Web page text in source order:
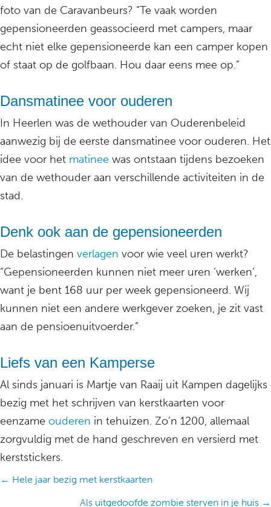
foto van de Caravanbeurs? “Te vaak worden
gepensioneerden geassocieerd met campers, maar
echt niet elke gepensioneerde kan een camper kopen
of staat op de golfbaan. Hou daar eens mee op.”
Dansmatinee voor ouderen
In Heerlen was de wethouder van Ouderenbeleid
aanwezig bij de eerste dansmatinee voor ouderen. Het
idee voor het matinee was ontstaan tijdens bezoeken
van de wethouder aan verschillende activiteiten in de
stad.
Denk ook aan de gepensioneerden
De belastingen verlagen voor wie veel uren werkt?
“Gepensioneerden kunnen niet meer uren ‘werken’,
want je bent 168 uur per week gepensioneerd. Wij
kunnen niet een andere werkgever zoeken, je zit vast
aan de pensioenuitvoerder.”
Liefs van een Kamperse
Al sinds januari is Martje van Raaij uit Kampen dagelijks
bezig met het schrijven van kerstkaarten voor
eenzame ouderen in tehuizen. Zo’n 1200, allemaal
zorgvuldig met de hand geschreven en versierd met
kerststickers.
Posts
← Hele jaar bezig met kerstkaarten
Als uitgedoofde zombie sterven in je huis →